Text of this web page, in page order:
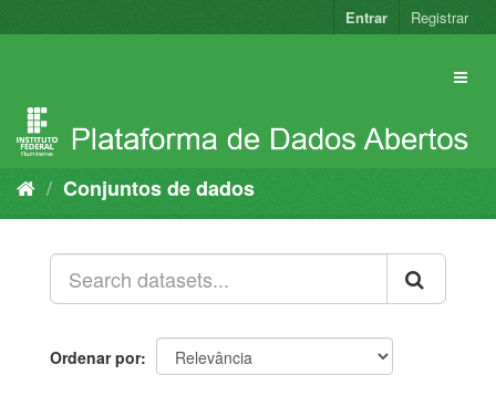
para
Entrar Registrar
Conjuntos de dados
Ordenar por